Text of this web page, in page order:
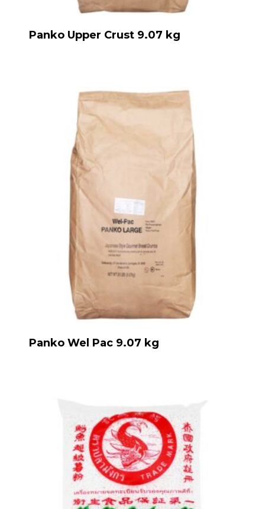
Panko Upper Crust 9.07 kg
Panko Wel Pac 9.07 kg